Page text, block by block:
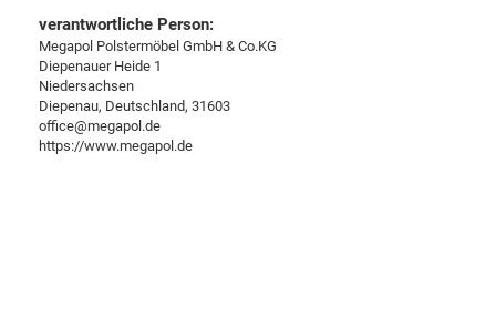
verantwortliche Person:
Megapol Polstermöbel GmbH & Co.KG
Diepenauer Heide 1
Niedersachsen
Diepenau, Deutschland, 31603
office@megapol.de
https://www.megapol.de